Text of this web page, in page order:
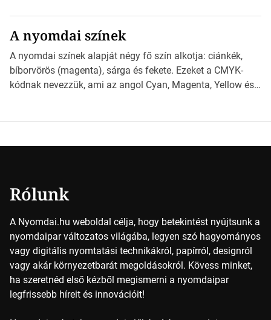
a cikkben a papírméretek izgalmas világába kalauzolunk el
téged, hogy jobban megértsd, milyen szempontok alapján
érdemes választanod a jövőben. Bevezetés a
papírméretek világába A papírméretek […]
A nyomdai színek
A nyomdai színek alapját négy fő szín alkotja: ciánkék,
bíborvörös (magenta), sárga és fekete. Ezeket a CMYK-
kódnak nevezzük, ami az angol Cyan, Magenta, Yellow és
Rólunk
A Nyomdai.hu weboldal célja, hogy betekintést nyújtsunk a
nyomdaipar változatos világába, legyen szó hagyományos
vagy digitális nyomtatási technikákról, papírról, designról
vagy akár környezetbarát megoldásokról. Kövess minket,
ha szeretnéd első kézből megismerni a nyomdaipar
legfrissebb híreit és innovációit!